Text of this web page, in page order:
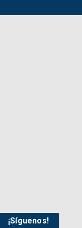
¡Síguenos!